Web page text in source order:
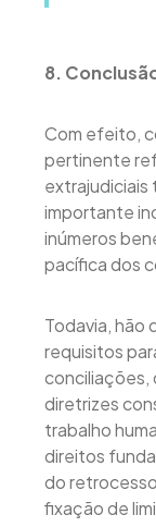
8.
Com efeito,
pertinente
extrajudiciais
importante
inúmeros
pacífica dos
Todavia, hão
requisitos
conciliações,
diretrizes
trabalho
direitos
do
fixação de